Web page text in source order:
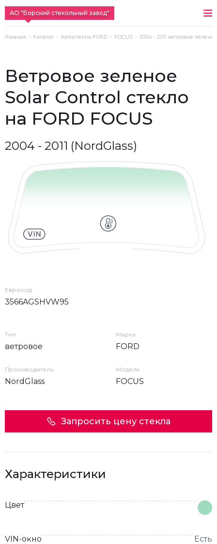
АО "Борский стекольный завод"
Главная Каталог Автостекла FORD FOCUS 2004 - 2011 ветровое
ветровое зеленое
Solar Control стекло
на FORD FOCUS
2004 - 2011 (NordGlass)
Еврокод
3566AGSHVW95
Тип
ветровое
Марка
FORD
Производитель
NordGlass
Модель
FOCUS
Запросить цену стекла
Характеристики
Цвет
VIN-окно Есть